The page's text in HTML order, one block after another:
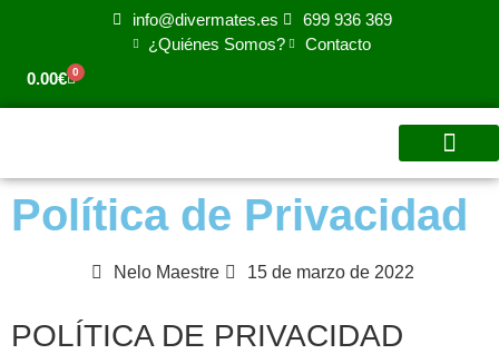
info@divermates.es
699 936 369
¿Quiénes Somos?
Contacto
0.00€ 0
Política de Privacidad
Nelo Maestre 15 de marzo de 2022
POLÍTICA DE PRIVACIDAD